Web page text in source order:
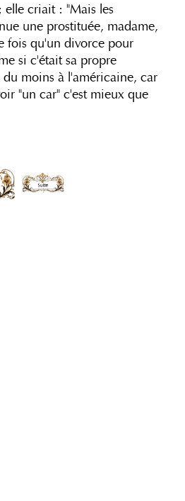
elle criait : "Mais les
une prostituée, madame,
fois qu'un divorce pour
si c'était sa propre
moins à l'américaine, car
"un car" c'est mieux que